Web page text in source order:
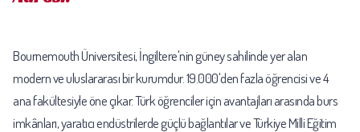
Bournemouth Üniversitesi, İngiltere'nin güney sahilinde yer alan
modern ve uluslararası bir kurumdur. 19.000'den fazla öğrencisi ve 4
ana fakültesiyle öne çıkar. Türk öğrenciler için avantajları arasında burs
imkânları, yaratıcı endüstrilerde güçlü bağlantılar ve Türkiye Milli Eğitim